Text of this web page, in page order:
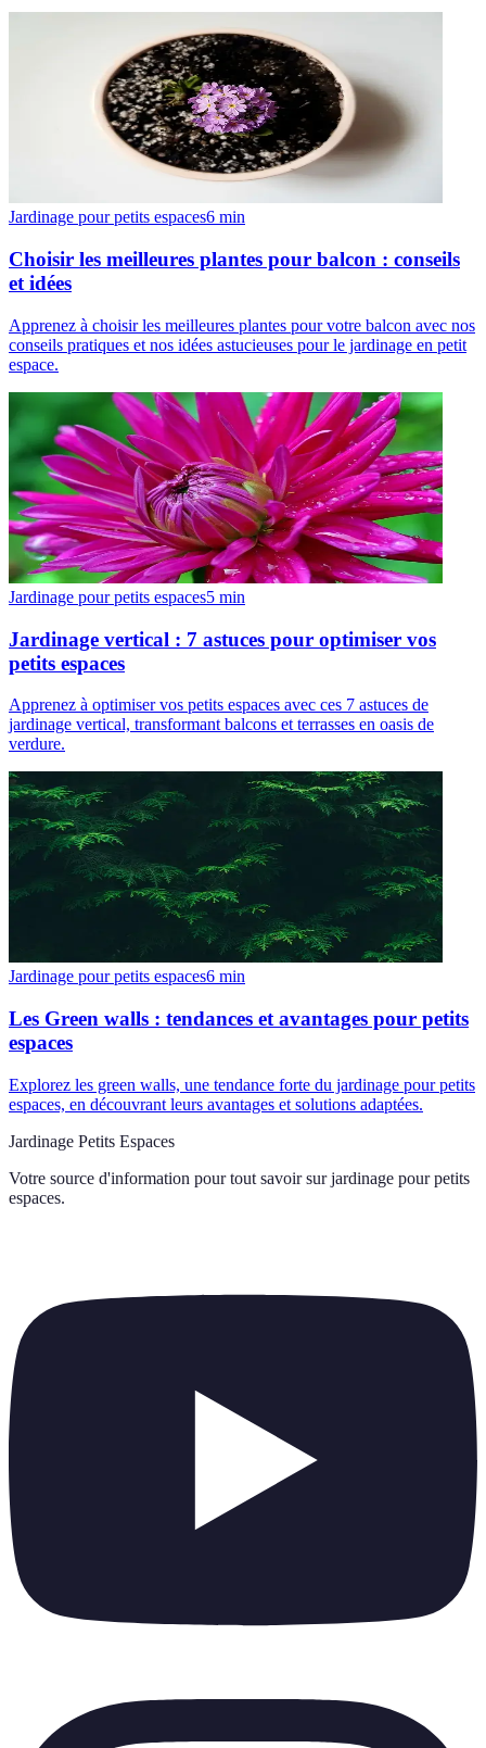
Jardinage pour petits espaces6 min
Choisir les meilleures plantes pour balcon : conseils
et idées
Apprenez à choisir les meilleures plantes pour votre balcon avec nos
conseils pratiques et nos idées astucieuses pour le jardinage en petit
espace.
Jardinage pour petits espaces5 min
Jardinage vertical : 7 astuces pour optimiser vos
petits espaces
Apprenez à optimiser vos petits espaces avec ces 7 astuces de
jardinage vertical, transformant balcons et terrasses en oasis de
verdure.
Jardinage pour petits espaces6 min
Les Green walls : tendances et avantages pour petits
espaces
Explorez les green walls, une tendance forte du jardinage pour petits
espaces, en découvrant leurs avantages et solutions adaptées.
Jardinage Petits Espaces
Votre source d'information pour tout savoir sur jardinage pour petits
espaces.